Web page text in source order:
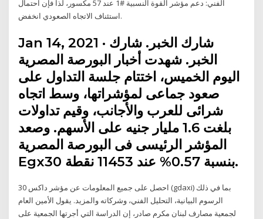
الفني: دعم مؤشر القوة النسبية #1 عند 57 مكسور، لذا فإن احتمال
استئناف الاتجاه الصعودي انخفض.
Jan 14, 2021 · شارك الخبر. شارك
الخبر. شهدت أخبار البورصة المصرية
اليوم الخميس، اختتام جلسة التداول على
صعود جماعى لمؤشراتها، وسط اتجاه
شرائى للعرب والأجانب، وقيم تداولات
بلغت 1.6 مليار جنيه على الأسهم. وصعد
المؤشر الرئيسى فى البورصة المصرية
Egx30 بنسبة 0.57% عند 11453 نقطة.
احصل على جميع المعلومات عن مؤشر داكس 30 (gdaxi) بما في ذلك
الرسوم البيانية، التحليل الفني، وشركاته والمزيد. يقول الأمين العام
لجمعية مصارف لبنان مكرم صادر، إن الدراسة التي أجرتها الجمعية على